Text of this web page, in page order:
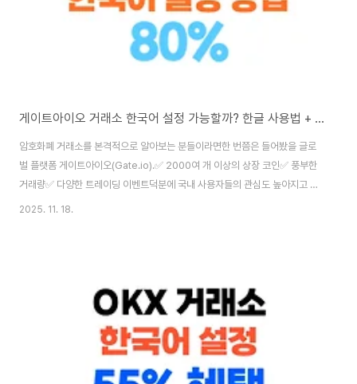
게이트아이오 거래소 한국어 설정 가능할까? 한글 사용법 + 80% 수수료 페이백 혜택까지 총정리!
암호화폐 거래소를 본격적으로 알아보는 분들이라면한 번쯤은 들어봤을 글로
벌 플랫폼 게이트아이오(Gate.io).✅ 2000여 개 이상의 상장 코인✅ 풍부한
거래량✅ 다양한 트레이딩 이벤트덕분에 국내 사용자들의 관심도 높아지고 있
지만,많이 나오는 질문은 바로 이것입니다.🔍 "게이트아이오 한국어 지원되나
지만,크롬 자동 번역을 통해 웹 기반에서는 충분히 한글로 사용 가능합니다.✅
게이트아이오 한글로 바꾸는..
2025. 11. 18.